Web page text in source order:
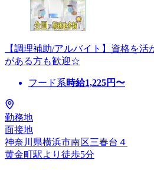
【調理補助/アルバイト】資格を
がある方も歓迎☆
フード系時給1,225円〜
勤務地
面接地
神奈川県横浜市南区三春台４
黄金町駅より徒歩5分